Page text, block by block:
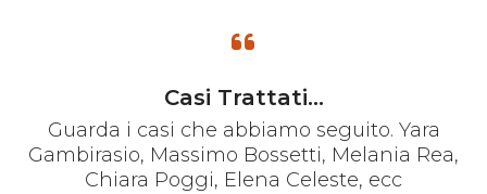
Casi Trattati...
Guarda i casi che abbiamo seguito. Yara
Gambirasio, Massimo Bossetti, Melania Rea,
Chiara Poggi, Elena Celeste, ecc